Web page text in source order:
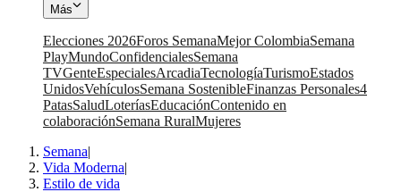
Más
Elecciones 2026Foros SemanaMejor ColombiaSemana
PlayMundoConfidencialesSemana
TVGenteEspecialesArcadiaTecnologíaTurismoEstados
UnidosVehículosSemana SostenibleFinanzas Personales4
PatasSaludLoteríasEducaciónContenido en
colaboraciónSemana RuralMujeres
Semana|
Vida Moderna|
Estilo de vida